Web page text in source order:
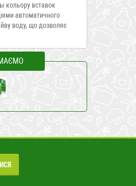
кольору вставок
автоматичного
воду, що дозволяє